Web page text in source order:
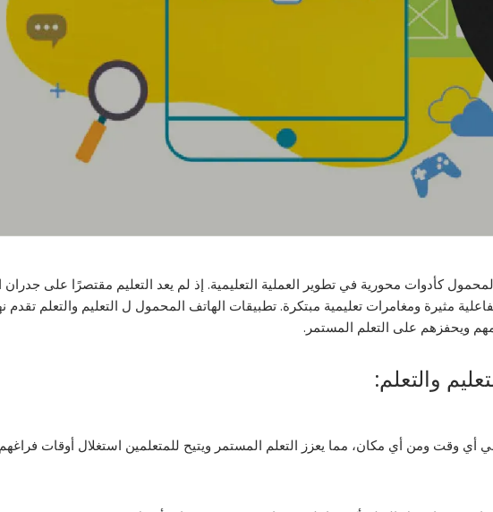
كأدوات محورية في تطوير العملية التعليمية. إذ لم يعد التعليم مقتصرًا على جدران
مثيرة ومغامرات تعليمية مبتكرة. تطبيقات الهاتف المحمول ل التعليم والتعلم تقدم
ويحفزهم على التعلم المستمر.
والتعلم:
أي وقت ومن أي مكان، مما يعزز التعلم المستمر ويتيح للمتعلمين استغلال أوقات